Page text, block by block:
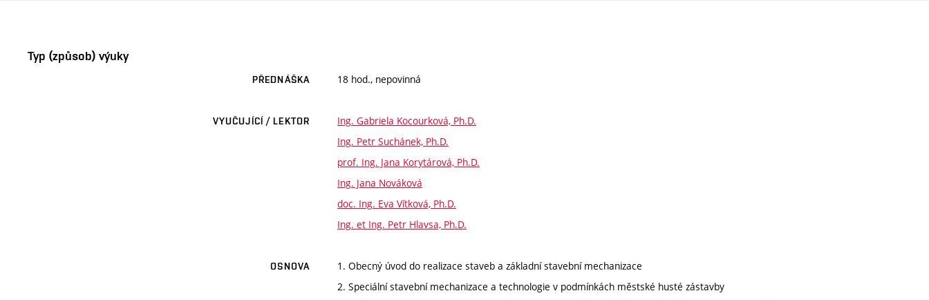
Typ (způsob) výuky
PŘEDNÁŠKA 18 hod., nepovinná
VYUČUJÍCÍ / LEKTOR
Ing. Gabriela Kocourková, Ph.D.
Ing. Petr Suchánek, Ph.D.
prof. Ing. Jana Korytárová, Ph.D.
Ing. Jana Nováková
doc. Ing. Eva Vítková, Ph.D.
Ing. et Ing. Petr Hlavsa, Ph.D.
OSNOVA
1. Obecný úvod do realizace staveb a základní stavební mechanizace
2. Speciální stavební mechanizace a technologie v podmínkách městské husté zástavby